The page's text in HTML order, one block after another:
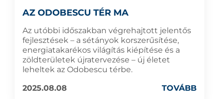
AZ ODOBESCU TÉR MA
Az utóbbi időszakban végrehajtott jelentős
fejlesztések – a sétányok korszerűsítése,
energiatakarékos világítás kiépítése és a
zöldterületek újratervezése – új életet
leheltek az Odobescu térbe.
2025.08.08
TOVÁBB